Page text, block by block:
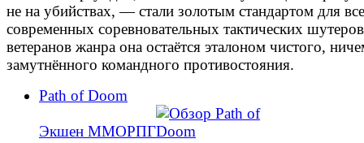
не на убийствах, — стали золотым стандартом для
современных соревновательных тактических
ветеранов жанра она остаётся эталоном чистого,
замутнённого командного противостояния.
Path of Doom
Экшен ММОРПГ